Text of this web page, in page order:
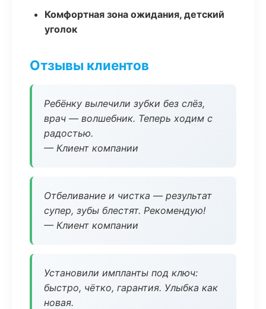
Комфортная зона ожидания, детский
уголок
Отзывы клиентов
Ребёнку вылечили зубки без слёз,
врач — волшебник. Теперь ходим с
радостью.
— Клиент компании
Отбеливание и чистка — результат
супер, зубы блестят. Рекомендую!
— Клиент компании
Установили импланты под ключ:
быстро, чётко, гарантия. Улыбка как
новая.